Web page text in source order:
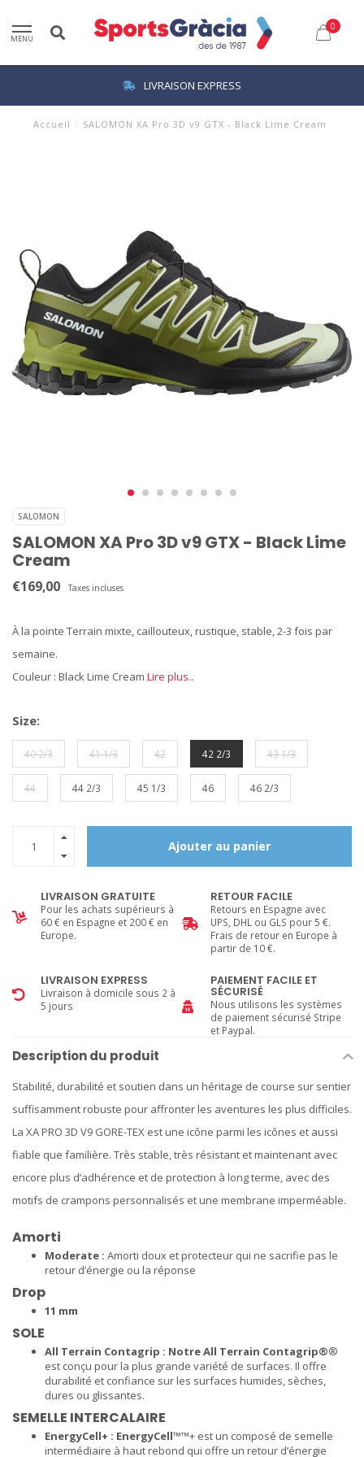
MENU
0
LIVRAISON EXPRESS
Accueil / SALOMON XA Pro 3D v9 GTX - Black Lime Cream
SALOMON
SALOMON XA Pro 3D v9 GTX - Black Lime
Cream
€169,00 Taxes incluses
À la pointe Terrain mixte, caillouteux, rustique, stable, 2-3 fois par
semaine.
Couleur : Black Lime Cream Lire plus..
Size:
40 2/3 41 1/3 42 42 2/3 43 1/3
44 44 2/3 45 1/3 46 46 2/3
Ajouter au panier
LIVRAISON GRATUITE
Pour les achats supérieurs à
60 € en Espagne et 200 € en
Europe.
RETOUR FACILE
Retours en Espagne avec
UPS, DHL ou GLS pour 5 €.
Frais de retour en Europe à
partir de 10 €.
LIVRAISON EXPRESS
Livraison à domicile sous 2 à
5 jours
PAIEMENT FACILE ET
SÉCURISÉ
Nous utilisons les systèmes
de paiement sécurisé Stripe
et Paypal.
Description du produit
Stabilité, durabilité et soutien dans un héritage de course sur sentier
suffisamment robuste pour affronter les aventures les plus difficiles.
La XA PRO 3D V9 GORE-TEX est une icône parmi les icônes et aussi
fiable que familière. Très stable, très résistant et maintenant avec
encore plus d’adhérence et de protection à long terme, avec des
motifs de crampons personnalisés et une membrane imperméable.
Amorti
Moderate : Amorti doux et protecteur qui ne sacrifie pas le
retour d’énergie ou la réponse
Drop
11 mm
SOLE
All Terrain Contagrip : Notre All Terrain Contagrip®®
est conçu pour la plus grande variété de surfaces. Il offre
durabilité et confiance sur les surfaces humides, sèches,
dures ou glissantes.
SEMELLE INTERCALAIRE
EnergyCell+ : EnergyCell™™+ est un composé de semelle
intermédiaire à haut rebond qui offre un retour d’énergie